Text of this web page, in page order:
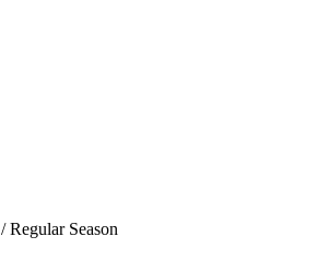
/Regular Season